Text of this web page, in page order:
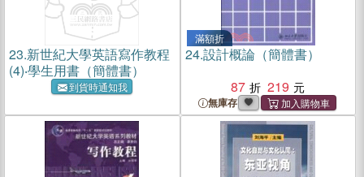
23.新世紀大學英語寫作教程
(4)‧學生用書（簡體書）
到貨時通知我
滿額折
24.設計概論（簡體書）
87
219
無庫存